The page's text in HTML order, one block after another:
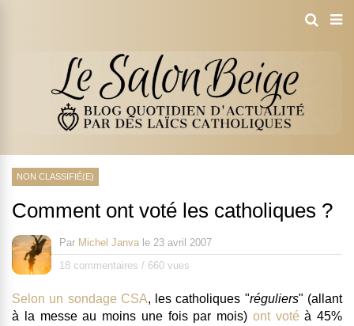
NON CLASSIFIÉ(E)
Comment ont voté les catholiques ?
Par Michel Janva le 23 avril 2007
18 commentaires / 660 vues
Selon un sondage CSA, les catholiques "réguliers" (allant
à la messe au moins une fois par mois) ont voté à 45%